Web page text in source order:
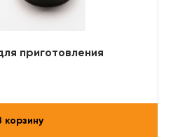
приготовления
корзину